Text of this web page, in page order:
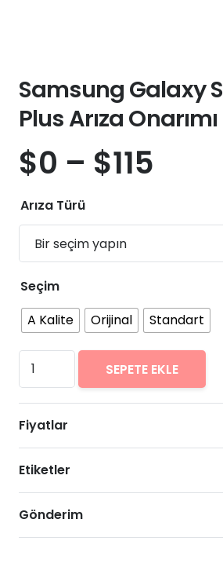
Samsung Galaxy
Plus Arıza
$0 – $115
Arıza Türü
Seçim
A Kalite
Orijinal Standart
Samsung
Galaxy
S6
Edge+
Plus
Arıza
Onarımı
Fiyatları
adet
SEPETE EKLE
Fiyatlar
Etiketler
Gönderim